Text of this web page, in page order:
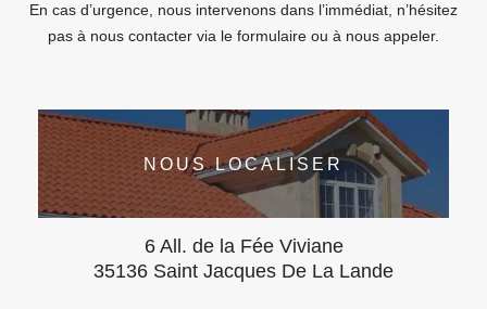
En cas d’urgence, nous intervenons dans l’immédiat, n’hésitez
pas à nous contacter via le formulaire ou à nous appeler.
NOUS LOCALISER
6 All. de la Fée Viviane
35136 Saint Jacques De La Lande